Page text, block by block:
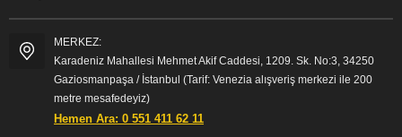
MERKEZ:
Karadeniz Mahallesi Mehmet Akif Caddesi, 1209. Sk. No:3, 34250
Gaziosmanpaşa / İstanbul (Tarif: Venezia alışveriş merkezi ile 200
metre mesafedeyiz)
Hemen Ara: 0 551 411 62 11